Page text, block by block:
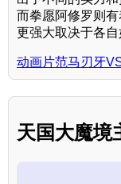
而拳愿阿修罗则
更强大取决于各自
动画片范马刃牙
天国大魔境